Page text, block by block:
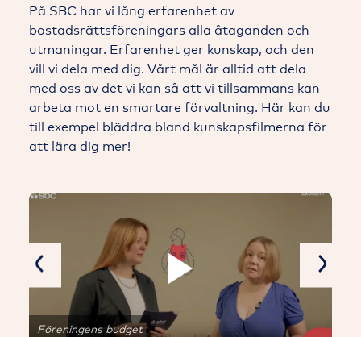
På SBC har vi lång erfarenhet av
bostadsrättsföreningars alla åtaganden och
utmaningar. Erfarenhet ger kunskap, och den
vill vi dela med dig. Vårt mål är alltid att dela
med oss av det vi kan så att vi tillsammans kan
arbeta mot en smartare förvaltning. Här kan du
till exempel bläddra bland kunskapsfilmerna för
att lära dig mer!
Previous
Föreningens budget
Next